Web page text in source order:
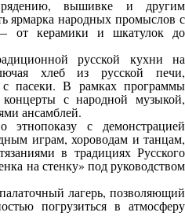
вышивке и другим
ярмарка народных промыслов с
от керамики и шкатулок до
русской кухни на
хлеб из русской печи,
пасеки. В рамках программы
с народной музыкой,
ансамблей.
этнопоказу с демонстрацией
играм, хороводам и танцам,
в традициях Русского
на стенку» под руководством
лагерь, позволяющий
погрузиться в атмосферу